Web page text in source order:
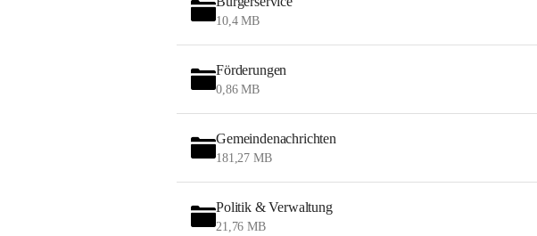
10,4 MB
Förderungen
0,86 MB
Gemeindenachrichten
181,27 MB
Politik & Verwaltung
21,76 MB